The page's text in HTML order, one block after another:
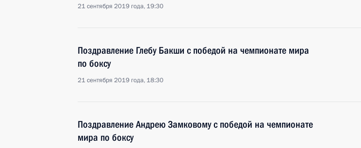
21 сентября 2019 года, 19:30
Поздравление Глебу Бакши с победой на чемпионате мира
по боксу
21 сентября 2019 года, 18:30
Поздравление Андрею Замковому с победой на чемпионате
мира по боксу